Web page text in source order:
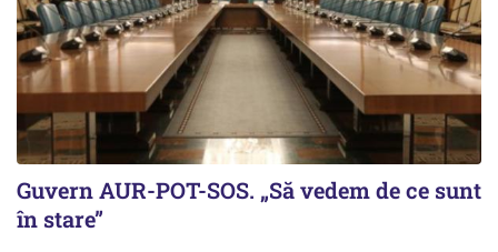
Guvern AUR-POT-SOS. „Să vedem de ce sunt
în stare”